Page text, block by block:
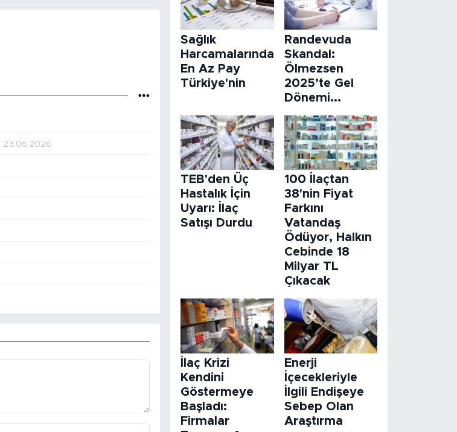
23.06.2026
Sağlık
Harcamalarında
En Az Pay
Türkiye'nin
Randevuda
Skandal:
Ölmezsen
2025’te Gel
Dönemi...
TEB'den Üç
Hastalık İçin
Uyarı: İlaç
Satışı Durdu
100 İlaçtan
38'nin Fiyat
Farkını
Vatandaş
Ödüyor, Halkın
Cebinde 18
Milyar TL
Çıkacak
İlaç Krizi
Kendini
Göstermeye
Başladı:
Firmalar
Enerji
İçecekleriyle
İlgili Endişeye
Sebep Olan
Araştırma